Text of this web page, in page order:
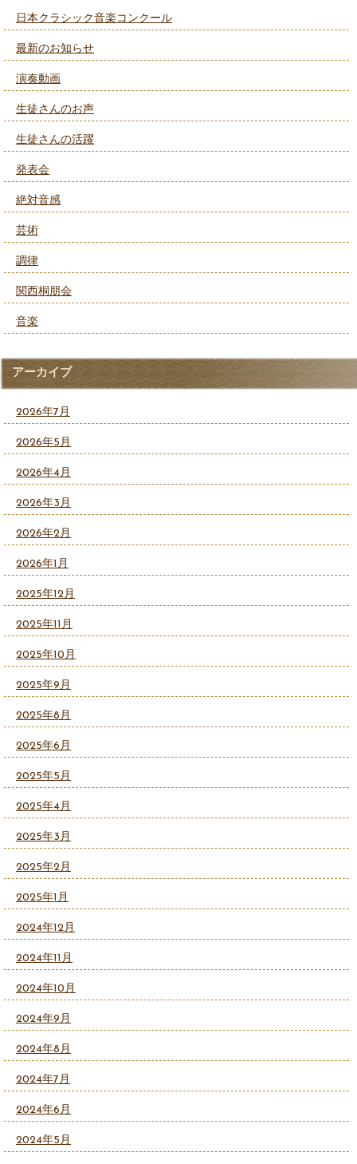
日本クラシック音楽コンクール
最新のお知らせ
演奏動画
生徒さんのお声
生徒さんの活躍
発表会
絶対音感
芸術
調律
関西桐朋会
音楽
アーカイブ
2026年7月
2026年5月
2026年4月
2026年3月
2026年2月
2026年1月
2025年12月
2025年11月
2025年10月
2025年9月
2025年8月
2025年6月
2025年5月
2025年4月
2025年3月
2025年2月
2025年1月
2024年12月
2024年11月
2024年10月
2024年9月
2024年8月
2024年7月
2024年6月
2024年5月